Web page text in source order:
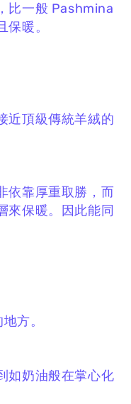
比一般 Pashmina
保暖。
近頂級傳統羊絨的
依靠厚重取勝， 而
保暖。
因此能同
方。
如奶油般在掌心化